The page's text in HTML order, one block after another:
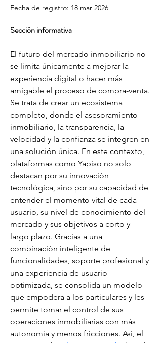
Fecha de registro: 18 mar 2026
Sección informativa
El futuro del mercado inmobiliario no
se limita únicamente a mejorar la
experiencia digital o hacer más
amigable el proceso de compra-venta.
Se trata de crear un ecosistema
completo, donde el asesoramiento
inmobiliario, la transparencia, la
velocidad y la confianza se integren en
una solución única. En este contexto,
plataformas como Yapiso no solo
destacan por su innovación
tecnológica, sino por su capacidad de
entender el momento vital de cada
usuario, su nivel de conocimiento del
mercado y sus objetivos a corto y
largo plazo. Gracias a una
combinación inteligente de
funcionalidades, soporte profesional y
una experiencia de usuario
optimizada, se consolida un modelo
que empodera a los particulares y les
permite tomar el control de sus
operaciones inmobiliarias con más
autonomía y menos fricciones. Así, el